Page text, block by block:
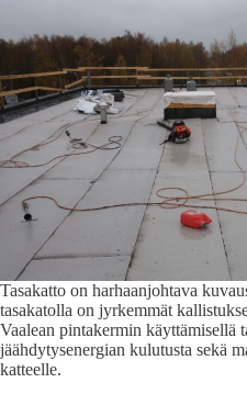
Tasakatto on harhaanjohtava
tasakatolla on jyrkemmät
Vaalean pintakermin käyttämisellä
jäähdytysenergian kulutusta sekä
katteelle.